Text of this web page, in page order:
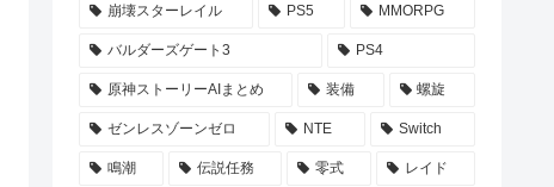
崩壊スターレイル PS5 MMORPG
バルダーズゲート3 PS4
原神ストーリーAIまとめ 装備 螺旋
ゼンレスゾーンゼロ NTE Switch
鳴潮 伝説任務 零式 レイド